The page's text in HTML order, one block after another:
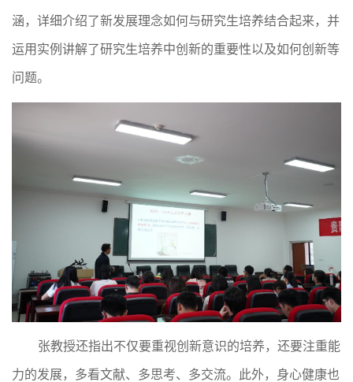
涵，详细介绍了新发展理念如何与研究生培养结合起来，并
运用实例讲解了研究生培养中创新的重要性以及如何创新等
问题。
张教授还指出不仅要重视创新意识的培养，还要注重能
力的发展，多看文献、多思考、多交流。此外，身心健康也